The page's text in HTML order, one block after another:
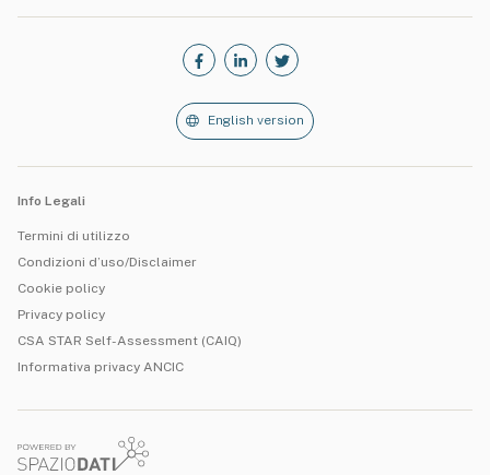
English version
Info Legali
Termini di utilizzo
Condizioni d’uso/Disclaimer
Cookie policy
Privacy policy
CSA STAR Self-Assessment (CAIQ)
Informativa privacy ANCIC